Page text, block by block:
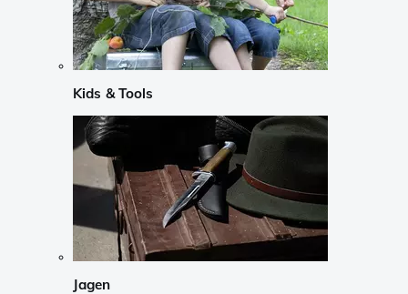
Kids & Tools
Jagen